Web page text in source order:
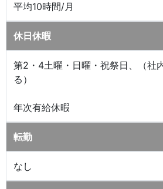
平均10時間/月
休日休暇
第2・4土曜・日曜・祝祭日、（社
る）
年次有給休暇
転勤
なし